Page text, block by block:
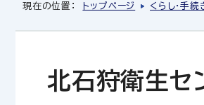
現在の位置： トップページ くらし・手続
北石狩衛生セ